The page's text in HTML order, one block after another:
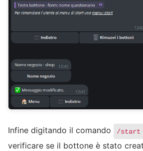
Infine digitando il comando /start
verificare se il bottone è stato